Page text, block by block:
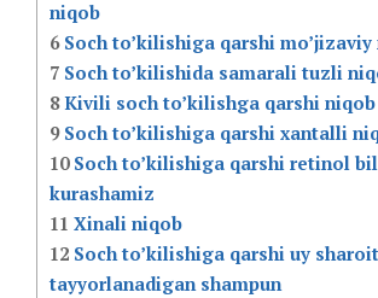
niqob
6Soch to’kilishiga qarshi
7 Soch to’kilishida samarali tuzli
8Kivili soch to’kilishga qarshi niqob
9Soch to’kilishiga qarshi xantalli
10Soch to’kilishiga qarshi retinol
kurashamiz
11 Xinali niqob
12 Soch to’kilishiga qarshi uy
tayyorlanadigan shampun